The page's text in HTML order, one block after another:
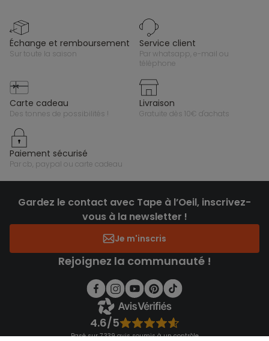
échange et remboursement
sur toute la saison
service client
par whatsapp, e-mail ou
téléphone
carte cadeau
des tonnes de possibilités !
livraison
gratuite dès 10€ d'achats
paiement sécurisé
par cb, paypal ou carte cadeau
Gardez le contact avec Tape à l’Oeil, inscrivez-
vous à la newsletter !
Je m'inscris
Rejoignez la communauté !
4.6/5
Basé sur 7 339 avis soumis à un contrôle